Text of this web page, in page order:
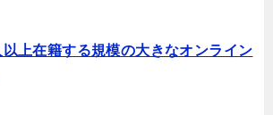
上在籍する規模の大きなオンライン